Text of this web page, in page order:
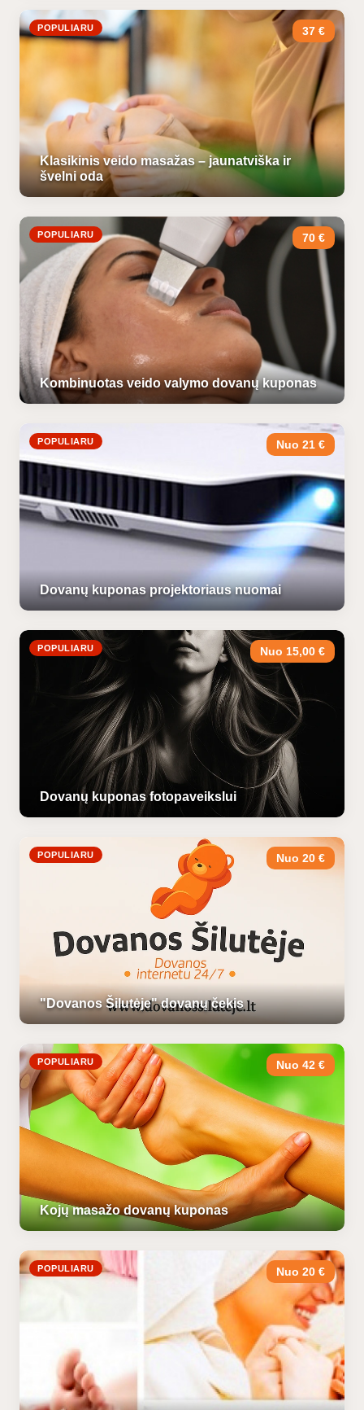
POPULIARU 37 €
Klasikinis veido masažas – jaunatviška ir
švelni oda
POPULIARU 70 €
Kombinuotas veido valymo dovanų kuponas
POPULIARU Nuo 21 €
Dovanų kuponas projektoriaus nuomai
POPULIARU Nuo 15,00 €
Dovanų kuponas fotopaveikslui
POPULIARU Nuo 20 €
"Dovanos Šilutėje" dovanų čekis
POPULIARU Nuo 42 €
Kojų masažo dovanų kuponas
POPULIARU Nuo 20 €